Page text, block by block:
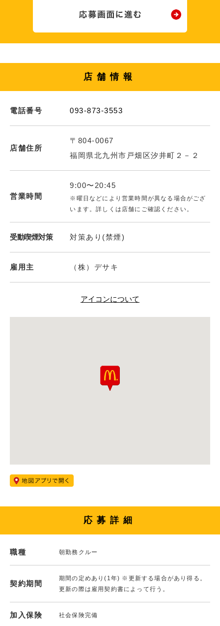
店舗情報
電話番号 093-873-3553
店舗住所
〒804-0067
福岡県北九州市戸畑区汐井町２－２
営業時間
9:00〜20:45
※曜日などにより営業時間が異なる場合がござ
います。詳しくは店舗にご確認ください。
受動喫煙対策 対策あり(禁煙)
雇用主 （株）デサキ
アイコンについて
応募詳細
職種 朝勤務クルー
契約期間
期間の定めあり(1年) ※更新する場合があり得る。
更新の際は雇用契約書によって行う。
加入保険 社会保険完備